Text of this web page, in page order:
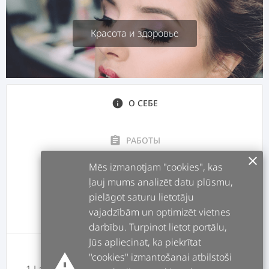
Красота и здоровье
info О СЕБЕ
assignment РАБОТЫ
forumПОСТЫ
messageОТЗЫВЫ
Mēs izmanotjam "cookies", kas
ļauj mums analizēt datu plūsmu,
pielāgot saturu lietotāju
vajadzībām un optimizēt vietnes
darbību. Turpinot lietot portālu,
Jūs apliecinat, ka piekrītat
"cookies" izmantošanai atbilstoši
clear